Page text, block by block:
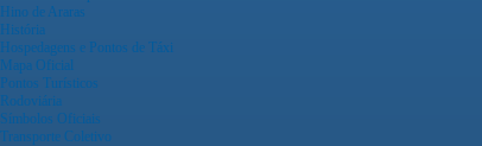
Hino de Araras
História
Hospedagens e Pontos de Táxi
Mapa Oficial
Pontos Turísticos
Rodoviária
Símbolos Oficiais
Transporte Coletivo